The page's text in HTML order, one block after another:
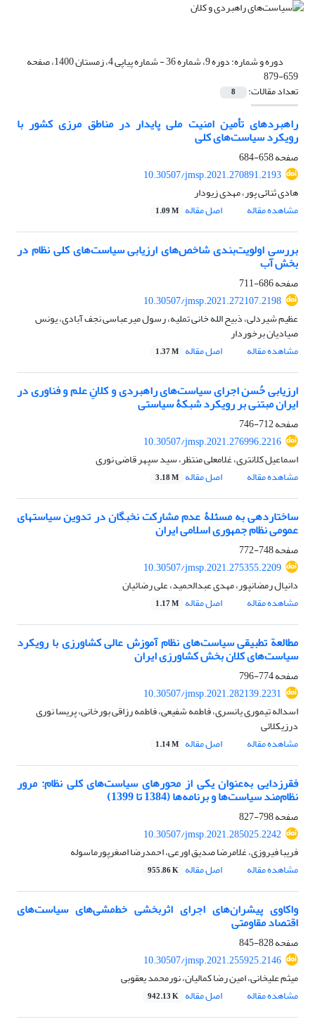
دوره و شماره: دوره 9، شماره 36 - شماره پیاپی 4، زمستان 1400، صفحه
659-879
تعداد مقالات: 8
راهبردهای تأمین امنیت ملی پایدار در مناطق مرزی کشور با
رویکرد سیاست‌های کلی
صفحه658-684
10.30507/jmsp.2021.270891.2193
هادی ثنائی پور، مهدی زیودار
مشاهده مقاله
اصل مقاله 1.09 M
بررسی اولویت‌بندی شاخص‌های ارزیابی سیاست‌های کلی نظام در
بخش آب
صفحه686-711
10.30507/jmsp.2021.272107.2198
عظیم شیردلی، ذبیح الله خانی تملیه، رسول میرعباسی نجف آبادی، یونس
صیادیان برخوردار
مشاهده مقاله
اصل مقاله 1.37 M
ارزیابی حُسن اجرای سیاست‌‎های راهبردی و کلانِ علم و فناوری در
ایران مبتنی بر رویکرد شبکۀ سیاستی
صفحه712-746
10.30507/jmsp.2021.276996.2216
اسماعیل کلانتری، غلامعلی منتظر، سید سپهر قاضی نوری
مشاهده مقاله
اصل مقاله 3.18 M
ساختاردهی به مسئلۀ عدم مشارکت نخبگان در تدوین سیاست‏های
عمومی نظام جمهوری اسلامی ایران
صفحه748-772
10.30507/jmsp.2021.275355.2209
دانیال رمضانپور، مهدی عبدالحمید، علی رضائیان
مشاهده مقاله
اصل مقاله 1.17 M
مطالعة تطبیقی سیاست‌های نظام آموزش عالی کشاورزی با رویکرد
سیاست‌های کلان بخش کشاورزی ایران
صفحه774-796
10.30507/jmsp.2021.282139.2231
اسداله تیموری یانسری، فاطمه شفیعی، فاطمه رزاقی بورخانی، پریسا نوری
درزیکلائی
مشاهده مقاله
اصل مقاله 1.14 M
فقرزدایی به‌عنوان یکی از محورهای سیاست‌های کلی نظام: مرور
نظام‌مند سیاست‌ها و برنامه‌ها (1384 تا 1399)
صفحه798-827
10.30507/jmsp.2021.285025.2242
فریبا فیروزی، غلامرضا صدیق اورعی، احمدرضا اصغرپورماسوله
مشاهده مقاله
اصل مقاله 955.86 K
واکاوی پیشران‌های اجرای اثربخشی خط‌مشی‌های سیاست‌های
اقتصاد مقاومتی
صفحه828-845
10.30507/jmsp.2021.255925.2146
میثم علیخانی، امین رضا کمالیان، نورمحمد یعقوبی
مشاهده مقاله
اصل مقاله 942.13 K